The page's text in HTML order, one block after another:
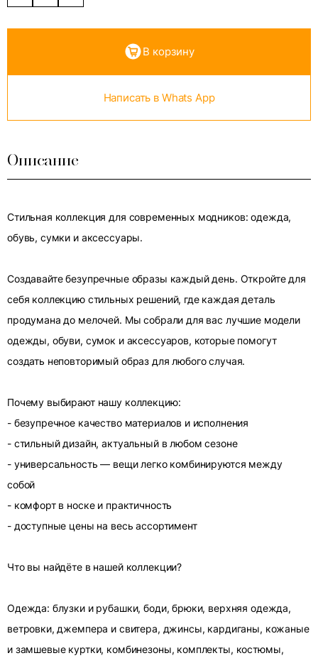
В корзину
Написать в Whats App
Описание
Стильная коллекция для современных модников: одежда,
обувь, сумки и аксессуары.
Создавайте безупречные образы каждый день. Откройте для
себя коллекцию стильных решений, где каждая деталь
продумана до мелочей. Мы собрали для вас лучшие модели
одежды, обуви, сумок и аксессуаров, которые помогут
создать неповторимый образ для любого случая.
Почему выбирают нашу коллекцию:
- безупречное качество материалов и исполнения
- стильный дизайн, актуальный в любом сезоне
- универсальность — вещи легко комбинируются между
собой
- комфорт в носке и практичность
- доступные цены на весь ассортимент
Что вы найдёте в нашей коллекции?
Одежда: блузки и рубашки, боди, брюки, верхняя одежда,
ветровки, джемпера и свитера, джинсы, кардиганы, кожаные
и замшевые куртки, комбинезоны, комплекты, костюмы,